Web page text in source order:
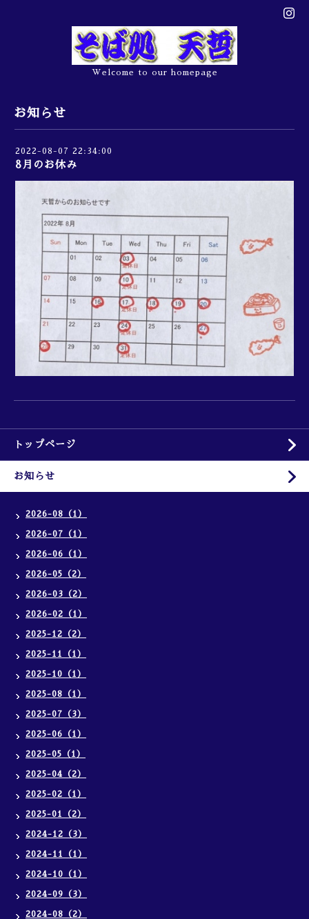
Welcome to our homepage
お知らせ
2022-08-07 22:34:00
8月のお休み
トップページ
お知らせ
2026-08（1）
2026-07（1）
2026-06（1）
2026-05（2）
2026-03（2）
2026-02（1）
2025-12（2）
2025-11（1）
2025-10（1）
2025-08（1）
2025-07（3）
2025-06（1）
2025-05（1）
2025-04（2）
2025-02（1）
2025-01（2）
2024-12（3）
2024-11（1）
2024-10（1）
2024-09（3）
2024-08（2）